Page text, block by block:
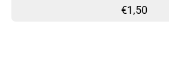
€1,50